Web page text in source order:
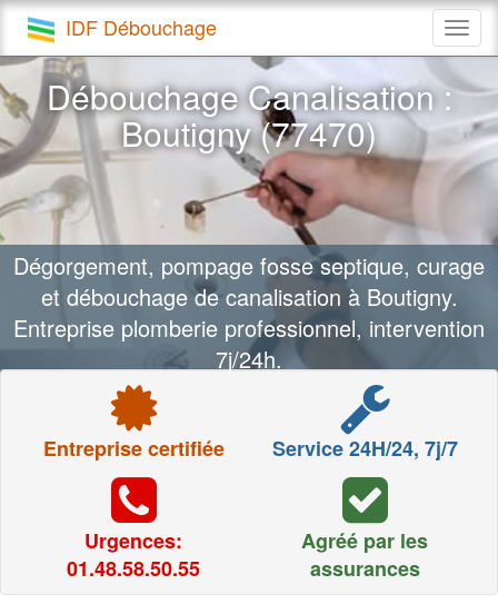
IDF Débouchage
Débouchage Canalisation :
Boutigny (77470)
Dégorgement, pompage fosse septique, curage
et débouchage de canalisation à Boutigny.
Entreprise plomberie professionnel, intervention
7j/24h.
Entreprise certifiée Service 24H/24, 7j/7
Urgences:
01.48.58.50.55
Agréé par les
assurances